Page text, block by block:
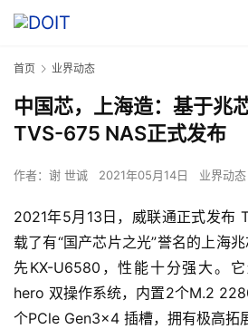
首页 业界动态
中国芯，上海造：基于兆
TVS-675 NAS正式发布
作者： 谢 世诚 2021年05月14日 业界动态
2021年5月13日，威联通正式发布
载了有“国产芯片之光”誉名的上海
先KX-U6580，性能十分强大。它
hero 双操作系统，内置2个M.2
个PCle Gen3×4 插槽，拥有极高拓